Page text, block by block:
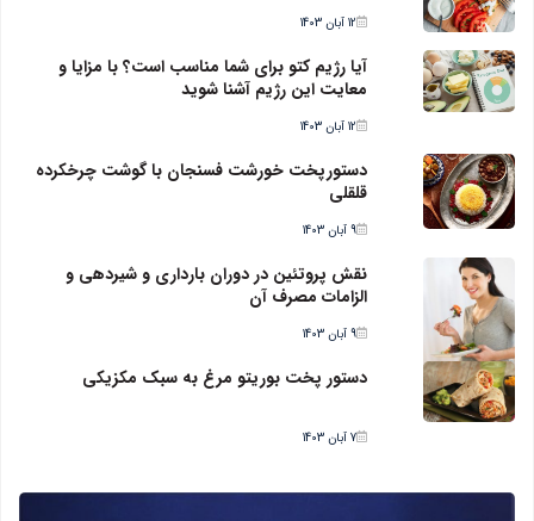
12 آبان 1403
آیا رژیم کتو برای شما مناسب است؟ با مزایا و
معایت این رژیم آشنا شوید
12 آبان 1403
دستورپخت خورشت فسنجان با گوشت چرخکرده
قلقلی
9 آبان 1403
نقش پروتئین در دوران بارداری و شیردهی و
الزامات مصرف آن
9 آبان 1403
دستور پخت بوریتو مرغ به سبک مکزیکی
7 آبان 1403